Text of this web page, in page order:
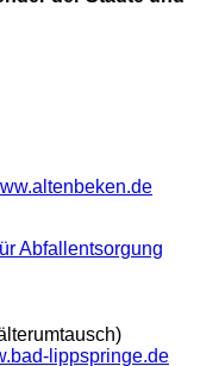
Abfallentsorgung
lippspringe.de